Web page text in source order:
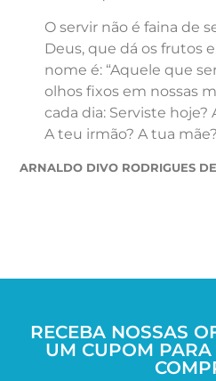
O servir não é faina de
Deus, que dá os frutos e
nome é: “Aquele que
olhos fixos em nossas
cada dia: Serviste hoje?
A teu irmão? A tua
ARNALDO DIVO RODRIGUES
RECEBA NOSSAS
UM CUPOM